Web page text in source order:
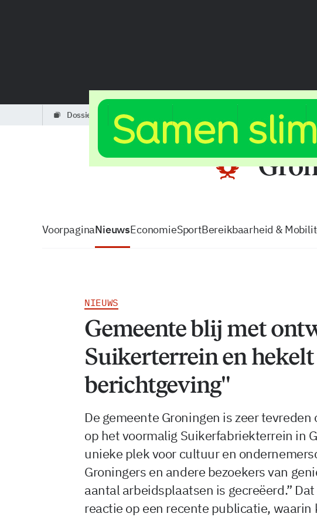
dossiers vacatures
VoorpaginaNieuwsEconomieSportBereikbaarheid &
NIEUWS
Gemeente blij met
Suikerterrein en
berichtgeving"
De gemeente Groningen is zeer
op het voormalig Suikerfabriekterrein in
unieke plek voor cultuur en
Groningers en andere bezoekers van
aantal arbeidsplaatsen is gecreëerd.”
reactie op een recente publicatie,